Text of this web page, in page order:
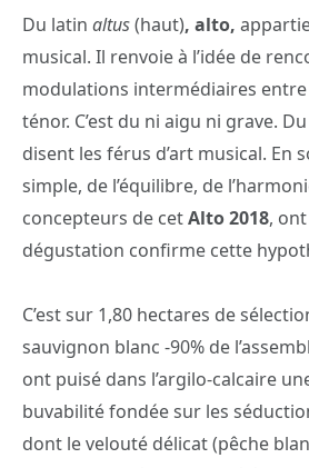
Du latin altus(haut), alto,
musical. Il renvoie à l’idée de
modulations intermédiaires
ténor. C’est du ni aigu ni grave.
disent les férus d’art musical. En
simple, de l’équilibre, de
concepteurs de cetAlto 2018,
dégustation confirme cette
C’est sur 1,80 hectares de
sauvignon blanc -90% de
ont puisé dans l’argilo-calcaire
buvabilité fondée sur les
dont le velouté délicat (pêche